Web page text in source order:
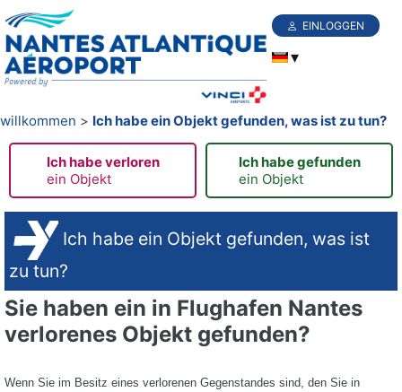
EINLOGGEN
willkommen Ich habe ein Objekt gefunden, was ist zu tun?
Ich habe verloren
ein Objekt
Ich habe gefunden
ein Objekt
Ich habe ein Objekt gefunden, was ist
zu tun?
Sie haben ein in Flughafen Nantes
verlorenes Objekt gefunden?
Wenn Sie im Besitz eines verlorenen Gegenstandes sind, den Sie in